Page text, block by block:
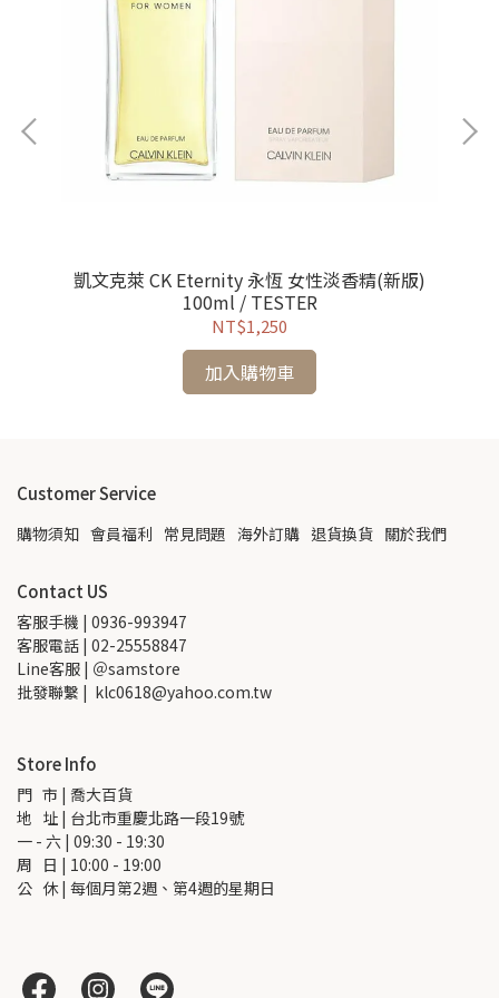
凱文克萊 CK Eternity 永恆 女性淡香精(新版)
100ml / TESTER
NT$1,250
加入購物車
Customer Service
購物須知 會員福利 常見問題 海外訂購 退貨換貨 關於我們
Contact US
客服手機 | 0936-993947
客服電話 | 02-25558847
Line客服 | ＠samstore
批發聯繫 |  klc0618@yahoo.com.tw
Store Info
門   市 | 喬大百貨
地   址 | 台北市重慶北路一段19號
一 - 六 | 09:30 - 19:30
周   日 | 10:00 - 19:00
公   休 | 每個月第2週、第4週的星期日